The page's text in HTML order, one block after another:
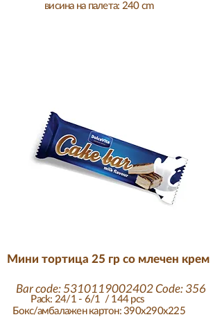
висина на палета: 240 cm
Pack: 24/1 - 6/1 / 144 pcs
Бокс/амбалажен картон: 390x290x225
Мини тортица 25 гр со млечен крем
Bar code:5310119002402Code: 356